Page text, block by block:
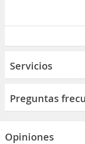
Servicios
Preguntas
Opiniones